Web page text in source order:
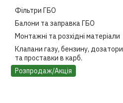
Фільтри ГБО
Балони та заправка ГБО
Монтажні та розхідні матеріали
Клапани газу, бензину, дозатори
та проставки в карб.
Розпродаж/Акція